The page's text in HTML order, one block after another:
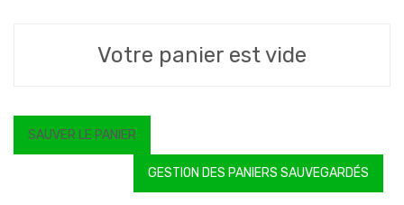
Votre panier est vide
SAUVER LE PANIER
GESTION DES PANIERS SAUVEGARDÉS